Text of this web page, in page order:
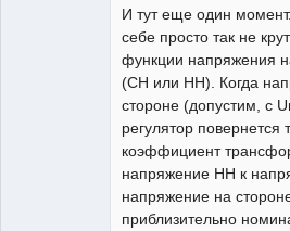
И тут еще один
себе просто так не
функции напряжения
(СН или НН). Когда
стороне (допустим, с
регулятор повернется
коэффициент
напряжение НН к
напряжение на
приблизительно